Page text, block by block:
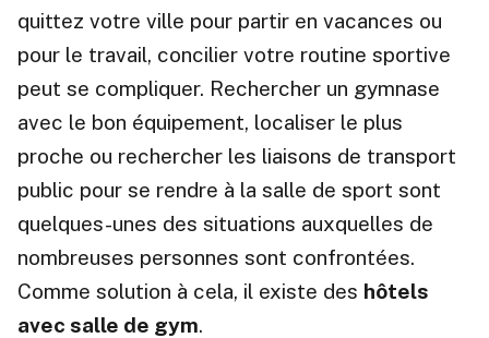
quittez votre ville pour partir en vacances ou
pour le travail, concilier votre routine sportive
peut se compliquer. Rechercher un gymnase
avec le bon équipement, localiser le plus
proche ou rechercher les liaisons de transport
public pour se rendre à la salle de sport sont
quelques-unes des situations auxquelles de
nombreuses personnes sont confrontées.
Comme solution à cela, il existe des hôtels
avec salle de gym.